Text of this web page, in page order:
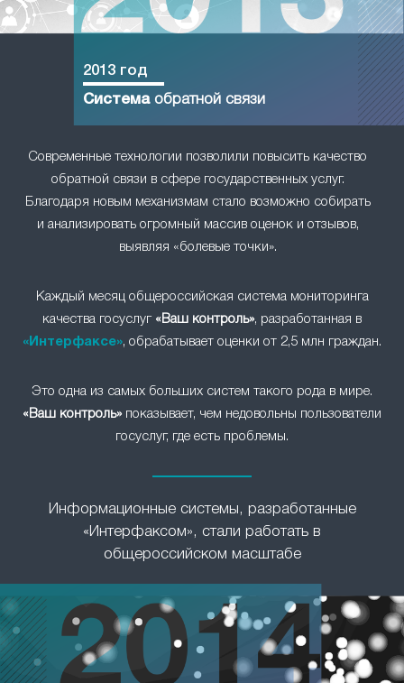
Современные технологии позволили повысить качество
обратной связи в сфере государственных услуг.
Благодаря новым механизмам стало возможно собирать
и анализировать огромный массив оценок и отзывов,
выявляя «болевые точки».
2013 год
Системаобратной связи
Каждый месяц общероссийская система мониторинга
качества госуслуг «Ваш контроль», разработанная в
«Интерфаксе», обрабатывает оценки от 2,5 млн граждан.
Это одна из самых больших систем такого рода в мире.
«Ваш контроль»показывает, чем недовольны пользователи
госуслуг, где есть проблемы.
Информационные системы, разработанные
«Интерфаксом», стали работать в
общероссийском масштабе